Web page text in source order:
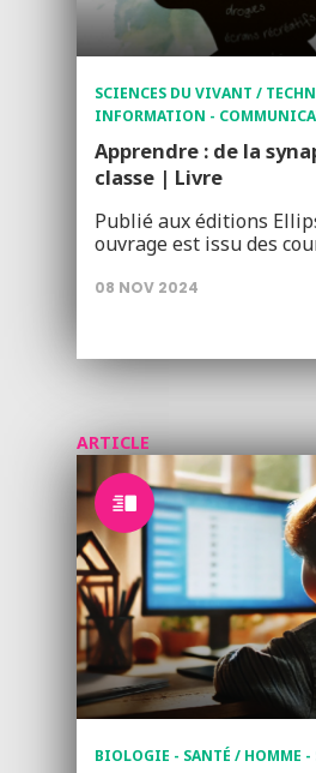
SCIENCES DU VIVANT /
INFORMATION -
Apprendre : de la
classe | Livre
Publié aux éditions
ouvrage est issu des
08 NOV 2024
ARTICLE
BIOLOGIE - SANTÉ / HOMME -